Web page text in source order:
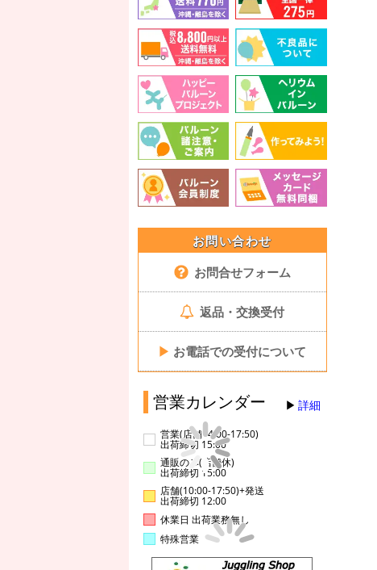
お問い合わせ
お問合せフォーム
返品・交換受付
▶ お電話での受付について
営業カレンダー 詳細
営業(店舗14:00-17:50)
出荷締切 15:00
通販のみ(店舗休)
出荷締切 15:00
店舗(10:00-17:50)+発送
出荷締切 12:00
休業日 出荷業務無し
特殊営業